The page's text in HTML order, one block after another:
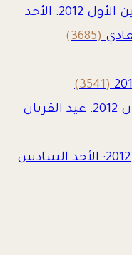
موعظة يوم الأحد 21 تشرين الأول 2012: الأحد
(3685)
(3541)
موعظة يوم الأحد 10 حزيران 2012: عيد القربان
موعظة يوم الأحد 21 تموز 2012: الأحد السادس